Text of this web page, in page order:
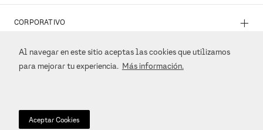
Al navegar en este sitio aceptas las cookies que utilizamos
para mejorar tu experiencia. Más información.
Aceptar Cookies
CORPORATIVO +
REDES SOCIALES